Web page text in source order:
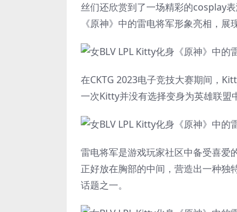
丝们还欣赏到了一场精彩的cosplay
《原神》中的雷电将军形象亮相，展
在CKTG 2023电子竞技大赛期间，
一次Kitty并没有选择变身为英雄联
雷电将军是游戏玩家社区中备受喜爱
正好放在胸部的中间，营造出一种
话题之一。